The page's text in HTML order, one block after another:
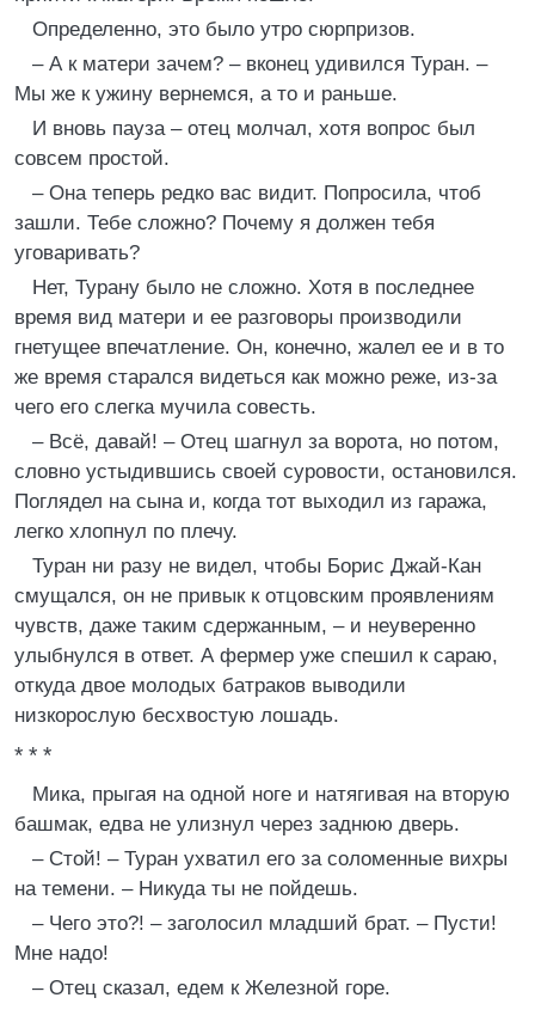
Определенно, это было утро сюрпризов.
– А к матери зачем? – вконец удивился Туран. –
Мы же к ужину вернемся, а то и раньше.
И вновь пауза – отец молчал, хотя вопрос был
совсем простой.
– Она теперь редко вас видит. Попросила, чтоб
зашли. Тебе сложно? Почему я должен тебя
уговаривать?
Нет, Турану было не сложно. Хотя в последнее
время вид матери и ее разговоры производили
гнетущее впечатление. Он, конечно, жалел ее и в то
же время старался видеться как можно реже, из-за
чего его слегка мучила совесть.
– Всё, давай! – Отец шагнул за ворота, но потом,
словно устыдившись своей суровости, остановился.
Поглядел на сына и, когда тот выходил из гаража,
легко хлопнул по плечу.
Туран ни разу не видел, чтобы Борис Джай-Кан
смущался, он не привык к отцовским проявлениям
чувств, даже таким сдержанным, – и неуверенно
улыбнулся в ответ. А фермер уже спешил к сараю,
откуда двое молодых батраков выводили
низкорослую бесхвостую лошадь.
* * *
Мика, прыгая на одной ноге и натягивая на вторую
башмак, едва не улизнул через заднюю дверь.
– Стой! – Туран ухватил его за соломенные вихры
на темени. – Никуда ты не пойдешь.
– Чего это?! – заголосил младший брат. – Пусти!
Мне надо!
– Отец сказал, едем к Железной горе.